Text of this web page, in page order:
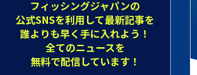
フィッシングジャパンの
公式SNSを利用して最新記事を
誰よりも早く手に入れよう！
全てのニュースを
無料で配信しています！